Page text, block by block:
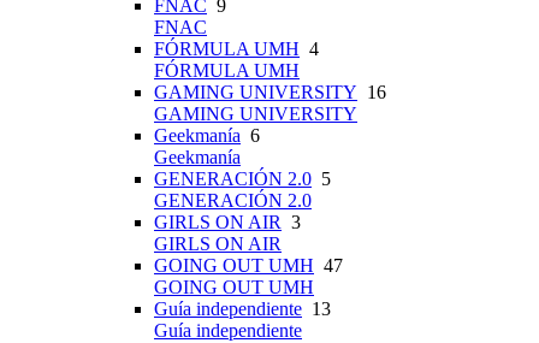
FNAC 9
FNAC
FÓRMULA UMH 4
FÓRMULA UMH
GAMING UNIVERSITY 16
GAMING UNIVERSITY
Geekmanía 6
Geekmanía
GENERACIÓN 2.0 5
GENERACIÓN 2.0
GIRLS ON AIR 3
GIRLS ON AIR
GOING OUT UMH 47
GOING OUT UMH
Guía independiente 13
Guía independiente